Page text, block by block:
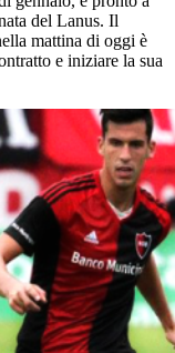
del Lanus. Il
mattina di oggi è
e iniziare la sua